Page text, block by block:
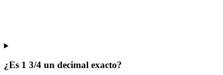
¿Es 1 3/4 un decimal exacto?